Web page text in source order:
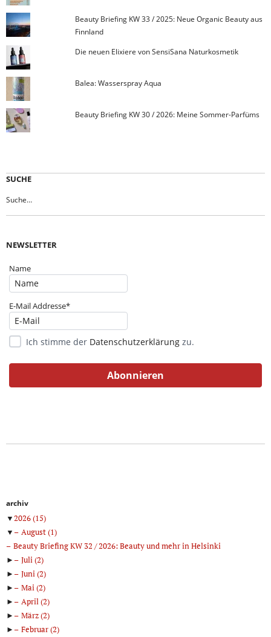
Beauty Briefing KW 33 / 2025: Neue Organic Beauty aus
Finnland
Die neuen Elixiere von SensiSana Naturkosmetik
Balea: Wasserspray Aqua
Beauty Briefing KW 30 / 2026: Meine Sommer-Parfüms
SUCHE
NEWSLETTER
Name
E-Mail Addresse*
Ich stimme der Datenschutzerklärung zu.
archiv
▼2026(15)
▼
August(1)
Beauty Briefing KW 32 / 2026: Beauty und mehr in Helsinki
►
Juli(2)
►
Juni(2)
►
Mai(2)
►
April(2)
►
März(2)
►
Februar(2)